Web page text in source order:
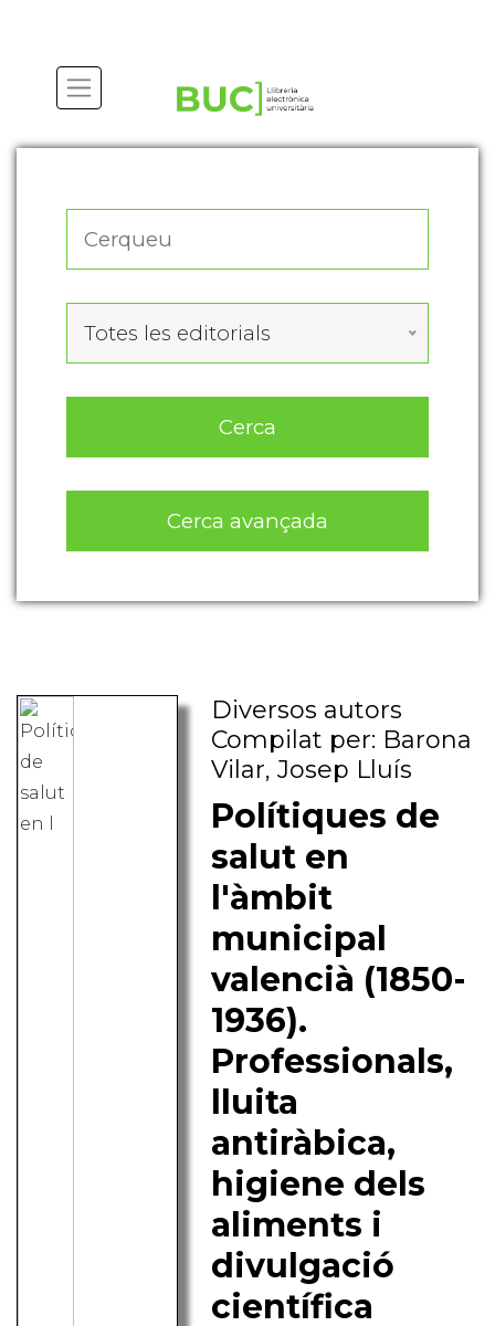
Totes les editorials
Cerca
Cerca avançada
Diversos autors
Compilat per: Barona
Vilar, Josep Lluís
Polítiques de
salut en
l'àmbit
municipal
valencià (1850-
1936).
Professionals,
lluita
antiràbica,
higiene dels
aliments i
divulgació
científica